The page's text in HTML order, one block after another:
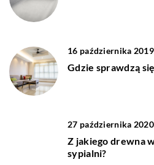
16 października 2019
Gdzie sprawdzą
27 października 2020
Z jakiego drewna
sypialni?